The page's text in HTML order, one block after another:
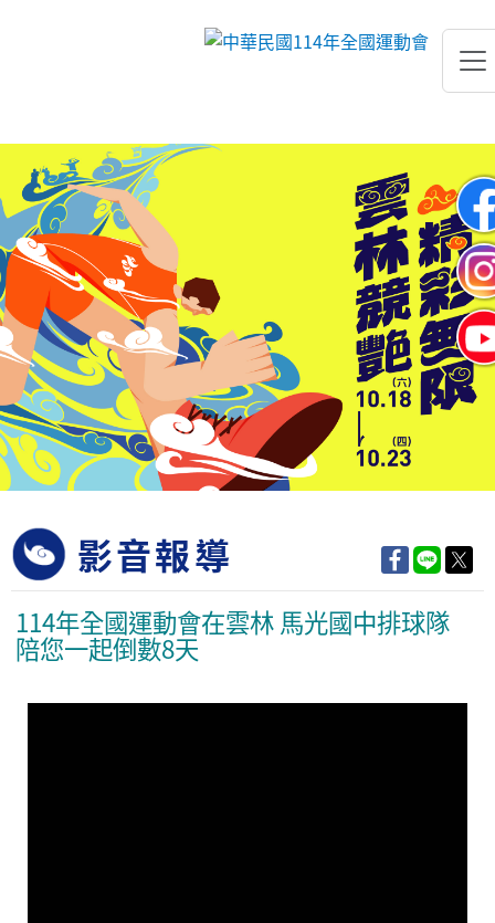
跳到主要內容
影音報導
114年全國運動會在雲林 馬光國中排球隊
陪您一起倒數8天